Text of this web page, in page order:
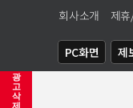
광
고
삭
제
회사소개 제
PC화면 제